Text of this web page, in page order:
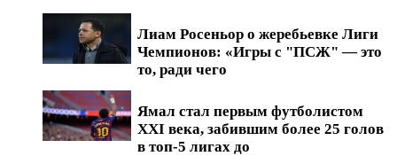
Лиам Росеньор о жеребьевке Лиги
Чемпионов: «Игры с "ПСЖ" — это
то, ради чего
Ямал стал первым футболистом
XXI века, забившим более 25 голов
в топ-5 лигах до